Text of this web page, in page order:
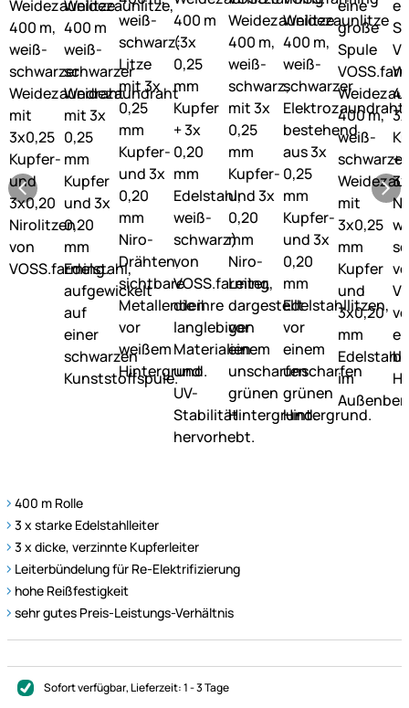
400 m Rolle
3 x starke Edelstahlleiter
3 x dicke, verzinnte Kupferleiter
Leiterbündelung für Re-Elektrifizierung
hohe Reißfestigkeit
sehr gutes Preis-Leistungs-Verhältnis
Sofort verfügbar, Lieferzeit:1 - 3 Tage